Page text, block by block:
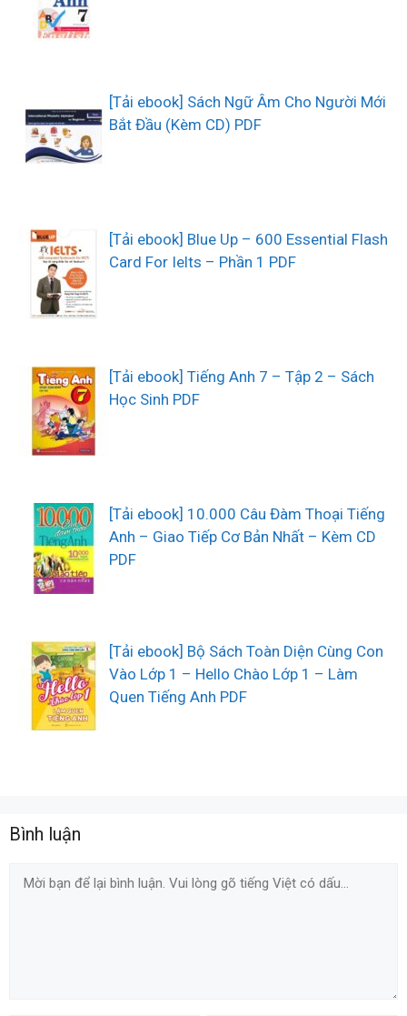
[Tải ebook] Sách Ngữ Âm Cho Người Mới
Bắt Đầu (Kèm CD) PDF
[Tải ebook] Blue Up – 600 Essential Flash
Card For Ielts – Phần 1 PDF
[Tải ebook] Tiếng Anh 7 – Tập 2 – Sách
Học Sinh PDF
[Tải ebook] 10.000 Câu Đàm Thoại Tiếng
Anh – Giao Tiếp Cơ Bản Nhất – Kèm CD
PDF
[Tải ebook] Bộ Sách Toàn Diện Cùng Con
Vào Lớp 1 – Hello Chào Lớp 1 – Làm
Quen Tiếng Anh PDF
Bình luận
Comment